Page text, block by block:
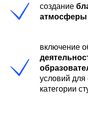
создание
атмосферы
включение
условий для
категории